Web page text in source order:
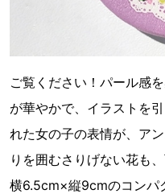
ご覧ください！パール感
が華やかで、イラストを
れた女の子の表情が、ア
りを囲むさりげない花も
横6.5cm×縦9cmのコンパ